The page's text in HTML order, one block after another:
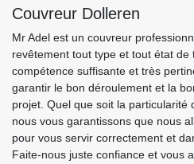
Couvreur Dolleren
Mr Adel est un couvreur
revêtement tout type et tout état de
compétence suffisante et très
garantir le bon déroulement et la
projet. Quel que soit la particularité
nous vous garantissons que nous
pour vous servir correctement et
Faite-nous juste confiance et vous